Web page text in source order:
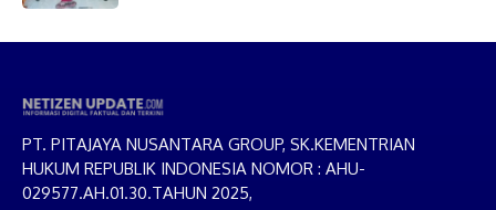
PT. PITAJAYA NUSANTARA GROUP, SK.KEMENTRIAN
HUKUM REPUBLIK INDONESIA NOMOR : AHU-
029577.AH.01.30.TAHUN 2025,